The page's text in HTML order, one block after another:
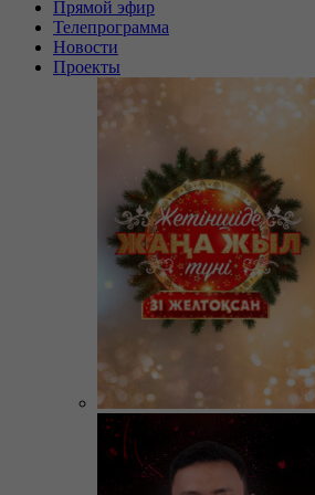
Прямой эфир
Телепрограмма
Новости
Проекты